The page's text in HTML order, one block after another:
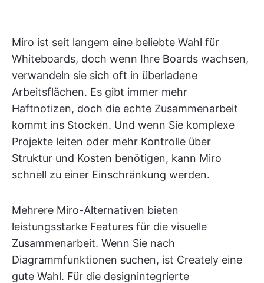
Miro ist seit langem eine beliebte Wahl für
Whiteboards, doch wenn Ihre Boards wachsen,
verwandeln sie sich oft in überladene
Arbeitsflächen. Es gibt immer mehr
Haftnotizen, doch die echte Zusammenarbeit
kommt ins Stocken. Und wenn Sie komplexe
Projekte leiten oder mehr Kontrolle über
Struktur und Kosten benötigen, kann Miro
schnell zu einer Einschränkung werden.
Mehrere Miro-Alternativen bieten
leistungsstarke Features für die visuelle
Zusammenarbeit. Wenn Sie nach
Diagrammfunktionen suchen, ist Creately eine
gute Wahl. Für die designintegrierte